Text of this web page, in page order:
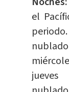
el
jueves